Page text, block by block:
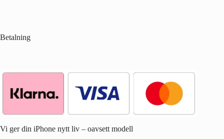
Betalning
Vi ger din iPhone nytt liv – oavsett modell